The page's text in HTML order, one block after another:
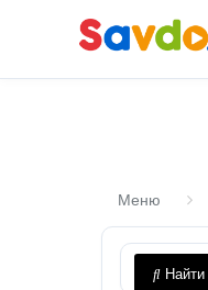
Меню
Найти